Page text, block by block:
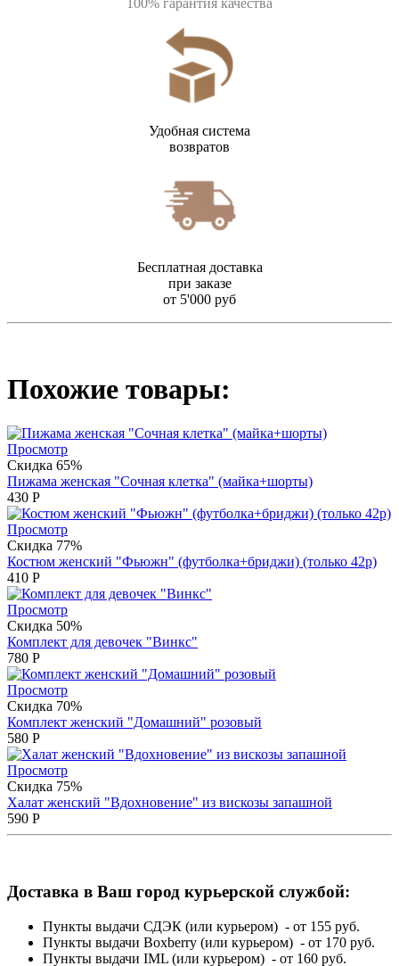
Удобная система
возвратов
Бесплатная доставка
при заказе
от 5'000 руб
Похожие товары:
Просмотр
Скидка 65%
Пижама женская "Сочная клетка" (майка+шорты)
430 Р
Просмотр
Скидка 77%
Костюм женский "Фьюжн" (футболка+бриджи) (только 42р)
410 Р
Просмотр
Скидка 50%
Комплект для девочек "Винкс"
780 Р
Просмотр
Скидка 70%
Комплект женский "Домашний" розовый
580 Р
Просмотр
Скидка 75%
Халат женский "Вдохновение" из вискозы запашной
590 Р
Доставка в Ваш город курьерской службой:
Пункты выдачи СДЭК (или курьером) - от 155 руб.
Пункты выдачи Boxberry (или курьером) - от 170 руб.
Пункты выдачи IML (или курьером) - от 160 руб.